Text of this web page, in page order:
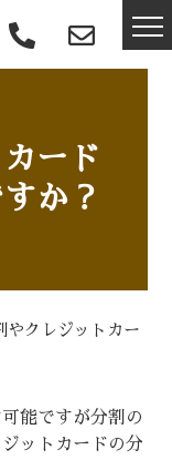
ード
か？
やクレジットカー
能ですが分割の
ットカードの分